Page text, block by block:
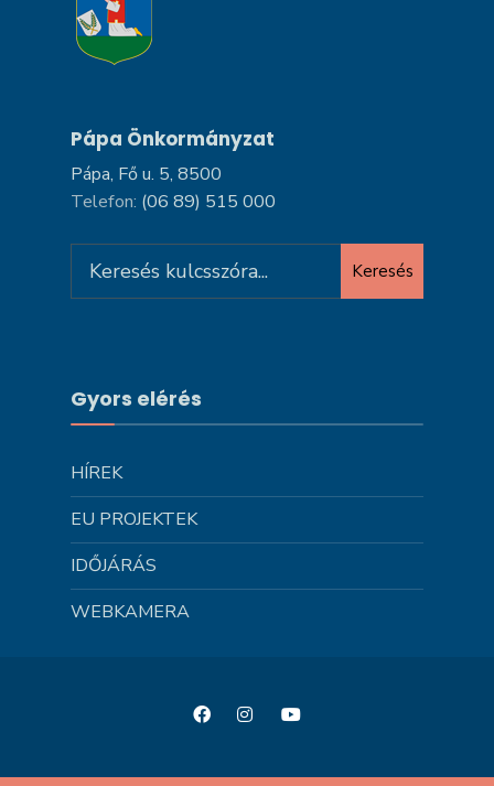
Pápa Önkormányzat
Pápa, Fő u. 5, 8500
Telefon: (06 89) 515 000
for:
Keresés
Gyors elérés
HÍREK
EU PROJEKTEK
IDŐJÁRÁS
WEBKAMERA